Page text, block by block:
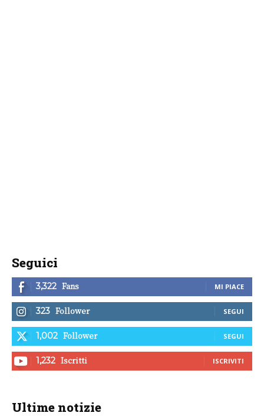
Seguici
3,322 Fans MI PIACE
323 Follower SEGUI
1,002 Follower SEGUI
1,232 Iscritti ISCRIVITI
Ultime notizie